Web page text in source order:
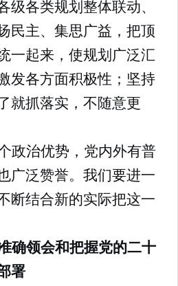
级各类规划整体联动、
民主、集思广益，把顶
一起来，使规划广泛汇
发各方面积极性；坚持
就抓落实，不随意更
政治优势，党内外有普
广泛赞誉。我们要进一
断结合新的实际把这一
确领会和把握党的二十
署